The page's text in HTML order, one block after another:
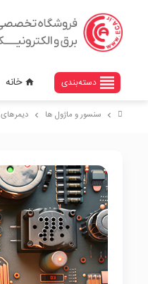
view_headline دسته‌بندی home خانه
chevron_right سنسور و ماژول ها chevron_right دیمرهای DC و AC